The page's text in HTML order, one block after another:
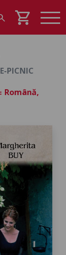
shopping_cart
PICNIC
Română,